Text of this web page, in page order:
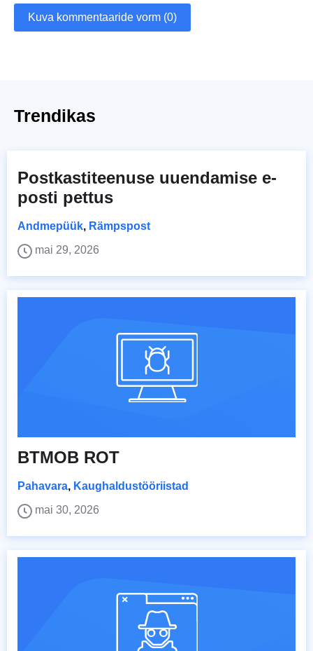
Kuva kommentaaride vorm (0)
Trendikas
Postkastiteenuse uuendamise e-
posti pettus
Andmepüük, Rämpspost
mai 29, 2026
BTMOB ROT
Pahavara, Kaughaldustööriistad
mai 30, 2026